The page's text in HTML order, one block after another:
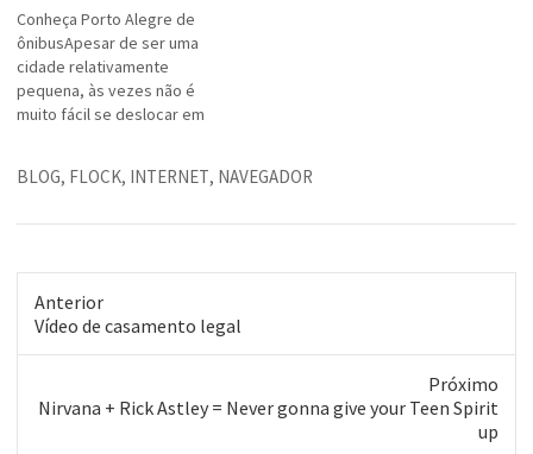
Nirvana. Resultou em... "Never
gonna give your Teen Spirit…
Conheça Porto Alegre de
ônibusApesar de ser uma
cidade relativamente
pequena, às vezes não é
muito fácil se deslocar em
Visitando o site da Carris,
que cobrem a maior…
BLOG, FLOCK, INTERNET, NAVEGADOR
Anterior
Post
anterior:
Vídeo de casamento legal
Próximo
Próximo
Nirvana + Rick Astley = Never gonna give your Teen Spirit
up